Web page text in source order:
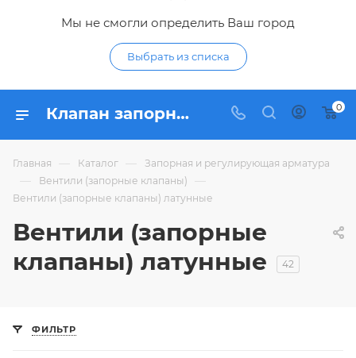
Мы не смогли определить Ваш город
Выбрать из списка
Клапан запорный (вентиль) латунный - купить вентили водопроводные для труб латунь по низким ценам в интернет-магазине Гидропромтехника в Курске 0
Главная — Каталог — Запорная и регулирующая арматура
— Вентили (запорные клапаны) —
Вентили (запорные клапаны) латунные
Вентили (запорные
клапаны) латунные
42
ФИЛЬТР